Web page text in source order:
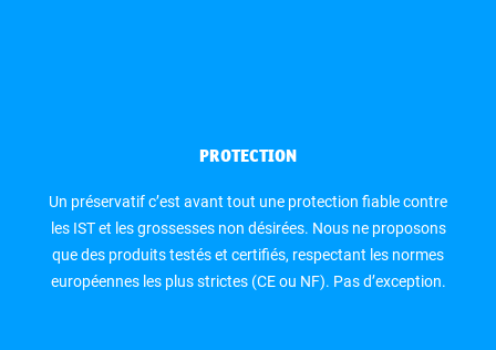
PROTECTION
Un préservatif c’est avant tout une protection fiable contre
les IST et les grossesses non désirées. Nous ne proposons
que des produits testés et certifiés, respectant les normes
européennes les plus strictes (CE ou NF). Pas d’exception.